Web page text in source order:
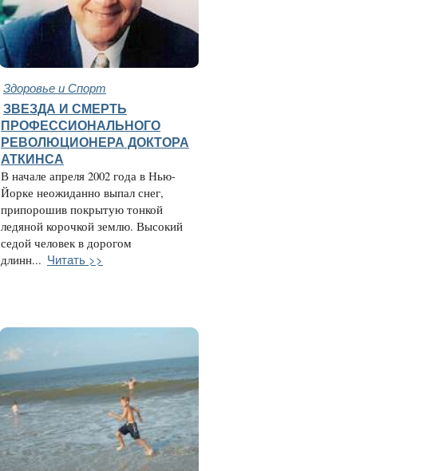
Здоровье и Спорт
ЗВЕЗДА И СМЕРТЬ
ПРОФЕССИОНАЛЬНОГО
РЕВОЛЮЦИОНЕРА ДОКТОРА
АТКИНСА
В начале апреля 2002 года в Нью-
Йорке неожиданно выпал снег,
припорошив покрытую тонкой
ледяной корочкой землю. Высокий
седой человек в дорогом
длинн... Читать >>